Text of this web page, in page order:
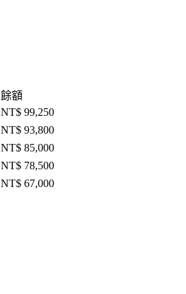
餘額
NT$ 99,250
NT$ 93,800
NT$ 85,000
NT$ 78,500
NT$ 67,000